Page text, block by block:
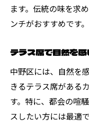
ます。伝統の味を求
ンチがおすすめです。
テラス席で自然を
中野区には、自然を
きるテラス席がある
す。特に、都会の喧
スしたい方には最適